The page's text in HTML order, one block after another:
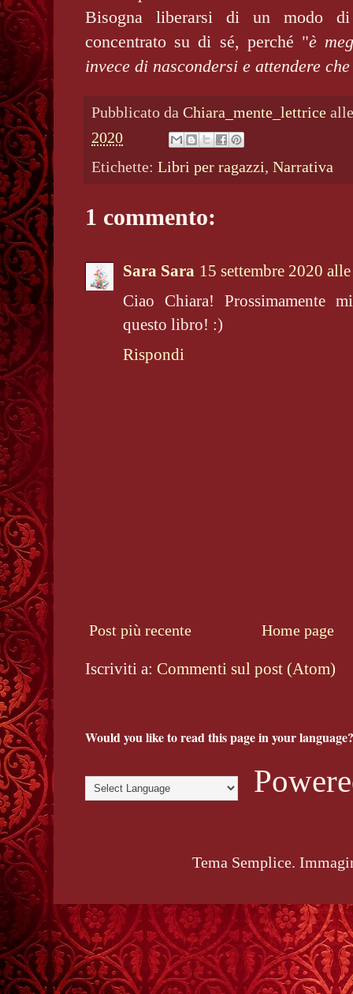
Bisogna liberarsi di un modo di
concentrato su di sé, perché "è
invece di nascondersi e attendere
Pubblicato da Chiara_mente_lettrice
2020
Etichette: Libri per ragazzi, Narrativa
1 commento:
Sara Sara 15 settembre 2020
Ciao Chiara! Prossimamente
questo libro! :)
Rispondi
Post più recente Home page
Iscriviti a: Commenti sul post (Atom)
Would you like to read this page in your
Tema Semplice.